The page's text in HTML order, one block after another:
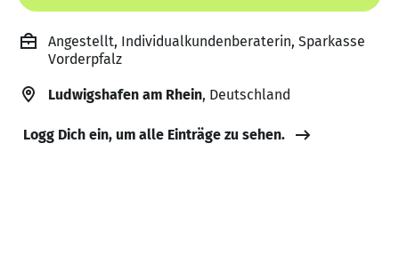
Angestellt, Individualkundenberaterin, Sparkasse
Vorderpfalz
Ludwigshafen am Rhein, Deutschland
Logg Dich ein, um alle Einträge zu sehen.